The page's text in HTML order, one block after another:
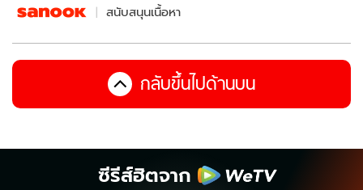
สนับสนุนเนื้อหา
กลับขึ้นไปด้านบน
ซีรีส์ฮิตจาก